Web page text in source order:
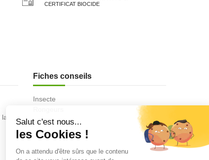
CERTIFICAT BIOCIDE
Fiches conseils
Insecte